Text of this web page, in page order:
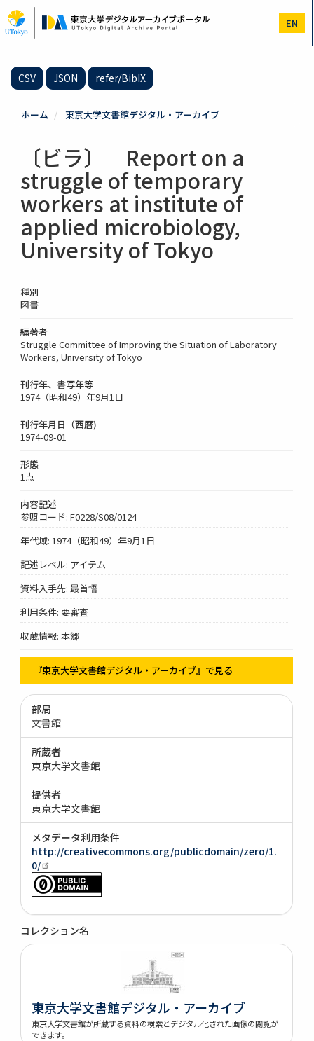
イ
ン
EN
CSV JSON refer/BibIX
ホーム 東京大学文書館デジタル・アーカイブ
〔ビラ〕 Report on a
struggle of temporary
workers at institute of
applied microbiology,
University of Tokyo
種別
図書
編著者
Struggle Committee of Improving the Situation of Laboratory
Workers, University of Tokyo
刊行年、書写年等
1974（昭和49）年9月1日
刊行年月日（西暦)
1974-09-01
形態
1点
内容記述
参照コード: F0228/S08/0124
年代域: 1974（昭和49）年9月1日
記述レベル: アイテム
資料入手先: 最首悟
利用条件: 要審査
収蔵情報: 本郷
『東京大学文書館デジタル・アーカイブ』で見る
部局
文書館
所蔵者
東京大学文書館
提供者
東京大学文書館
メタデータ利用条件
http://creativecommons.org/publicdomain/zero/1.
0/
コレクション名
東京大学文書館デジタル・アーカイブ
東京大学文書館が所蔵する資料の検索とデジタル化された画像の閲覧が
できます。